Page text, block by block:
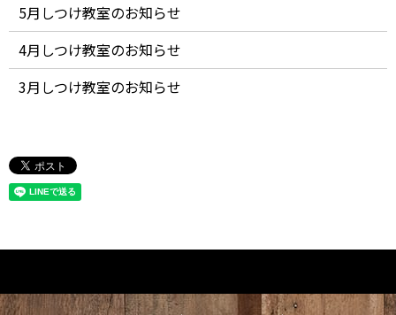
5月しつけ教室のお知らせ
4月しつけ教室のお知らせ
3月しつけ教室のお知らせ